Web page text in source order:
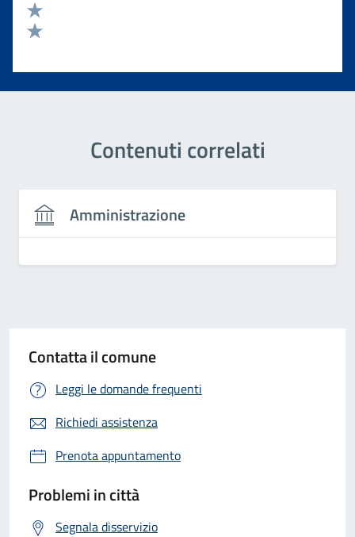
Valuta 3 stelle su 5
Valuta 2 stelle su 5
Contenuti correlati
Amministrazione
Contatta il comune
Leggi le domande frequenti
Richiedi assistenza
Prenota appuntamento
Problemi in città
Segnala disservizio